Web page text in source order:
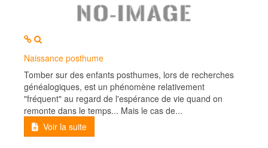
MOD_JTCS_VIEW_ARTICLE_LINK
Naissance posthume
Tomber sur des enfants posthumes, lors de recherches
généalogiques, est un phénomène relativement
"fréquent" au regard de l'espérance de vie quand on
remonte dans le temps... Mais le cas de...
Voir la suite